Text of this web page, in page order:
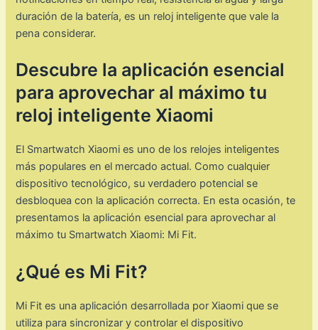
duración de la batería, es un reloj inteligente que vale la
pena considerar.
Descubre la aplicación esencial
para aprovechar al máximo tu
reloj inteligente Xiaomi
El Smartwatch Xiaomi es uno de los relojes inteligentes
más populares en el mercado actual. Como cualquier
dispositivo tecnológico, su verdadero potencial se
desbloquea con la aplicación correcta. En esta ocasión, te
presentamos la aplicación esencial para aprovechar al
máximo tu Smartwatch Xiaomi: Mi Fit.
¿Qué es Mi Fit?
Mi Fit es una aplicación desarrollada por Xiaomi que se
utiliza para sincronizar y controlar el dispositivo